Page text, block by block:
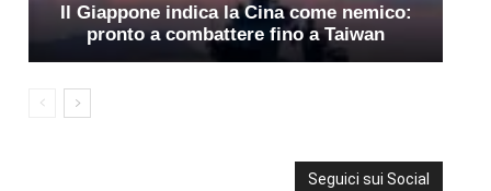
Il Giappone indica la Cina come nemico:
pronto a combattere fino a Taiwan
Seguici sui Social